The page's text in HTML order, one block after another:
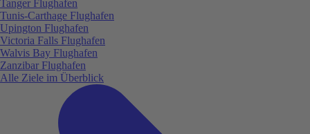
Tanger Flughafen
Tunis-Carthage Flughafen
Upington Flughafen
Victoria Falls Flughafen
Walvis Bay Flughafen
Zanzibar Flughafen
Alle Ziele im Überblick